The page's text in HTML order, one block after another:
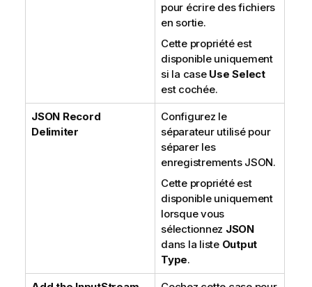
pour écrire des fichiers
en sortie.
Cette propriété est
disponible uniquement
si la case Use Select
est cochée.
JSON Record
Delimiter
Configurez le
séparateur utilisé pour
séparer les
enregistrements JSON.
Cette propriété est
disponible uniquement
lorsque vous
sélectionnez JSON
dans la liste Output
Type.